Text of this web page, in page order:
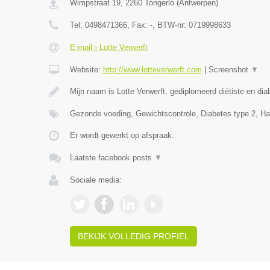
Wimpstraat 19, 2260 Tongerlo(Antwerpen)
Tel: 0498471366, Fax: -, BTW-nr: 0719998633
E-mail › Lotte Verwerft
Website: http://www.lotteverwerft.com Screenshot ▼
Mijn naam is Lotte Verwerft, gediplomeerd diëtiste en
Gezonde voeding, Gewichtscontrole, Diabetes type 2,
Er wordt gewerkt op afspraak.
Laatste facebook posts ▼
Sociale media:
BEKIJK VOLLEDIG PROFIEL